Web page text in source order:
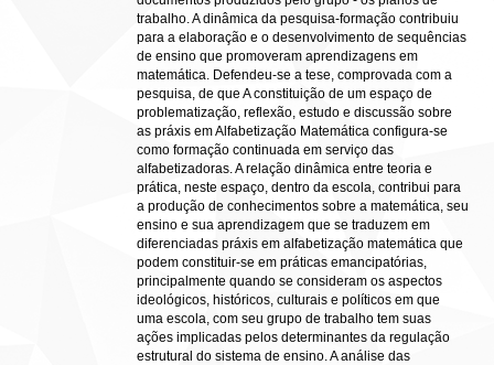
trabalho. A dinâmica da pesquisa-formação contribuiu
para a elaboração e o desenvolvimento de sequências
de ensino que promoveram aprendizagens em
matemática. Defendeu-se a tese, comprovada com a
pesquisa, de que A constituição de um espaço de
problematização, reflexão, estudo e discussão sobre
as práxis em Alfabetização Matemática configura-se
como formação continuada em serviço das
alfabetizadoras. A relação dinâmica entre teoria e
prática, neste espaço, dentro da escola, contribui para
a produção de conhecimentos sobre a matemática, seu
ensino e sua aprendizagem que se traduzem em
diferenciadas práxis em alfabetização matemática que
podem constituir-se em práticas emancipatórias,
principalmente quando se consideram os aspectos
ideológicos, históricos, culturais e políticos em que
uma escola, com seu grupo de trabalho tem suas
ações implicadas pelos determinantes da regulação
estrutural do sistema de ensino. A análise das